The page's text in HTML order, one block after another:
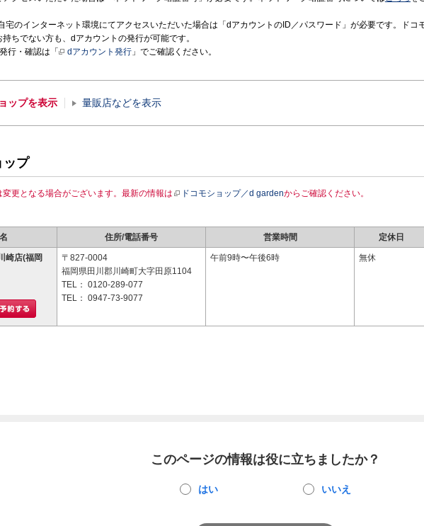
宅のインターネット環境にてアクセスいただいた場合は「dアカウントのID／パスワード」が必要です。ドコ
ちでない方も、dアカウントの発行が可能です。
行・確認は「
dアカウント発行 」でご確認ください。
ップを表示 量販店などを表示
ップ
更となる場合がございます。最新の情報は ドコモショップ／d gardenからご確認ください。
住所/電話番号 営業時間 定休日
崎店(福岡
〒827-0004
福岡県田川郡川崎町大字田原1104
TEL： 0120-289-077
TEL： 0947-73-9077
午前9時〜午後6時 無休
このページの情報は役に立ちましたか？
はい いいえ